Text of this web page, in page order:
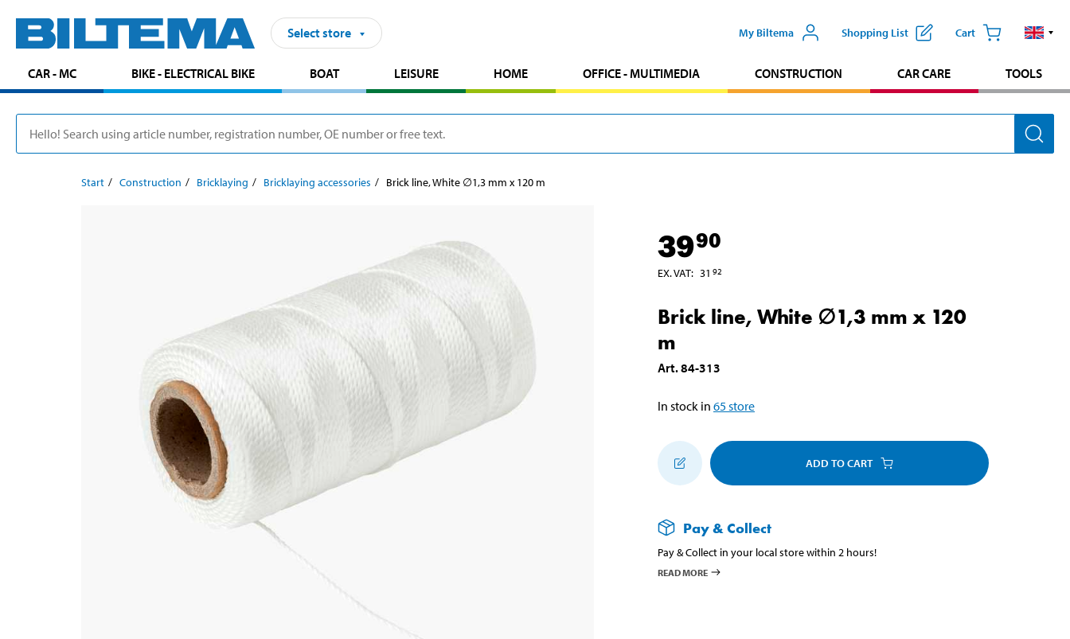
Select store My Biltema Shopping List Cart
CAR - MC BIKE - ELECTRICAL BIKE BOAT LEISURE HOME OFFICE - MULTIMEDIA CONSTRUCTION CAR CARE TOOLS
Start Construction Bricklaying Bricklaying accessories Brick line, White ∅1,3 mm x 120 m
3990
EX. VAT: 31 92
Brick line, White ∅1,3 mm x 120
m
Art.84-313
In stock in 65store
ADD TO CART
Pay & Collect
Pay & Collect in your local store within 2 hours!
READ MORE